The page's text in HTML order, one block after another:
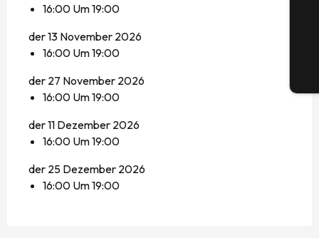
16:00 Um 19:00
der 13 November 2026
16:00 Um 19:00
der 27 November 2026
16:00 Um 19:00
der 11 Dezember 2026
16:00 Um 19:00
der 25 Dezember 2026
16:00 Um 19:00